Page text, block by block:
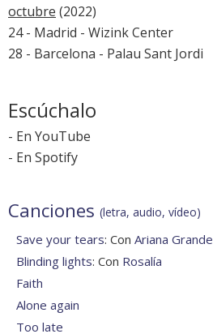
octubre (2022)
24 - Madrid - Wizink Center
28 - Barcelona - Palau Sant Jordi
Escúchalo
- En YouTube
- En Spotify
Canciones (letra, audio, vídeo)
Save your tears: Con Ariana Grande
Blinding lights: Con Rosalía
Faith
Alone again
Too late